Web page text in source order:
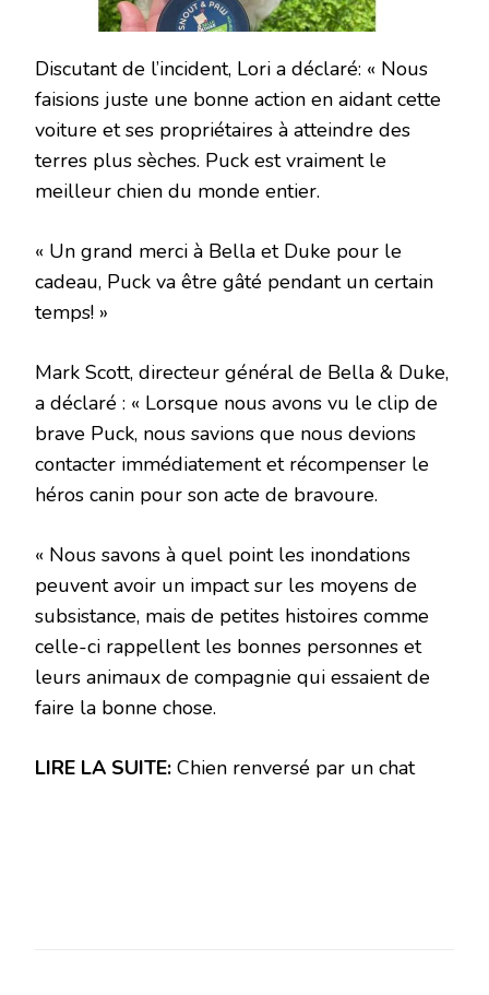
Discutant de l’incident, Lori a déclaré: « Nous
faisions juste une bonne action en aidant cette
voiture et ses propriétaires à atteindre des
terres plus sèches. Puck est vraiment le
meilleur chien du monde entier.
« Un grand merci à Bella et Duke pour le
cadeau, Puck va être gâté pendant un certain
temps! »
Mark Scott, directeur général de Bella & Duke,
a déclaré : « Lorsque nous avons vu le clip de
brave Puck, nous savions que nous devions
contacter immédiatement et récompenser le
héros canin pour son acte de bravoure.
« Nous savons à quel point les inondations
peuvent avoir un impact sur les moyens de
subsistance, mais de petites histoires comme
celle-ci rappellent les bonnes personnes et
leurs animaux de compagnie qui essaient de
faire la bonne chose.
LIRE LA SUITE: Chien renversé par un chat